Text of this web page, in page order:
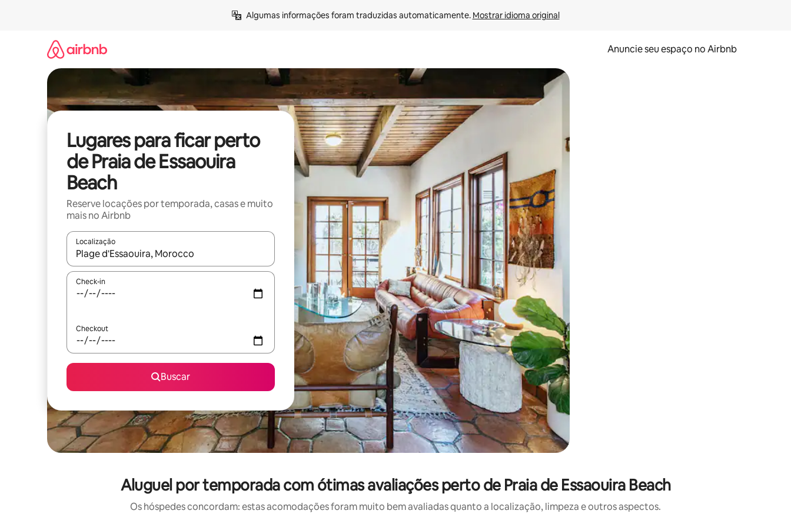
Algumas informações foram traduzidas automaticamente. Mostrar idioma original
Anuncie seu espaço no Airbnb
Lugares para ficar perto
de Praia de Essaouira
Beach
Reserve locações por temporada, casas e muito
mais no Airbnb
Localização
Quando os resultados estiverem disponíveis, explore-os usando as seta para cima e para baixo do teclado ou tocando e deslizando o dedo na tela.
Check-in
Checkout
Buscar
Aluguel por temporada com ótimas avaliações perto de Praia de Essaouira Beach
Os hóspedes concordam: estas acomodações foram muito bem avaliadas quanto a localização, limpeza e outros aspectos.